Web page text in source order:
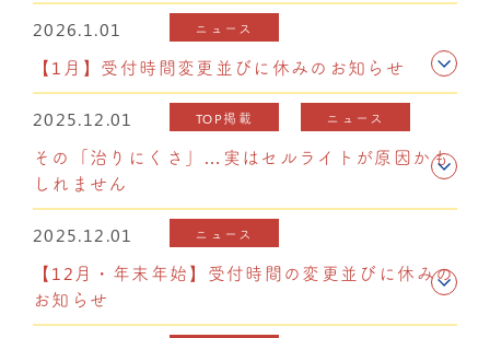
2026.1.01 ニュース
【1月】受付時間変更並びに休みのお知らせ
2025.12.01 TOP掲載 ニュース
その「治りにくさ」…実はセルライトが原因かも
しれません
2025.12.01 ニュース
【12月・年末年始】受付時間の変更並びに休みの
お知らせ